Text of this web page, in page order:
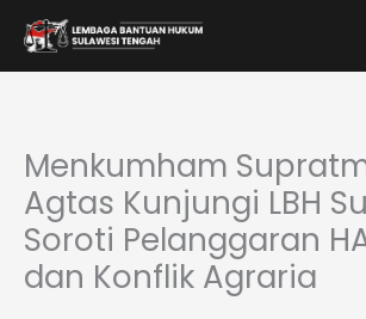
Lewati
konten
Menkumham
Agtas Kunjungi LBH
Soroti Pelanggaran
dan Konflik Agraria